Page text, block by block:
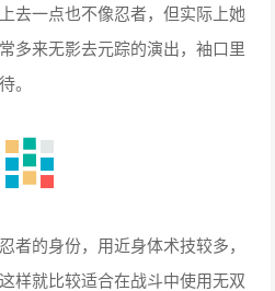
去一点也不像忍者，但实际上她
多来无影去元踪的演出，袖口里
。
者的身份，用近身体术技较多，
样就比较适合在战斗中使用无双